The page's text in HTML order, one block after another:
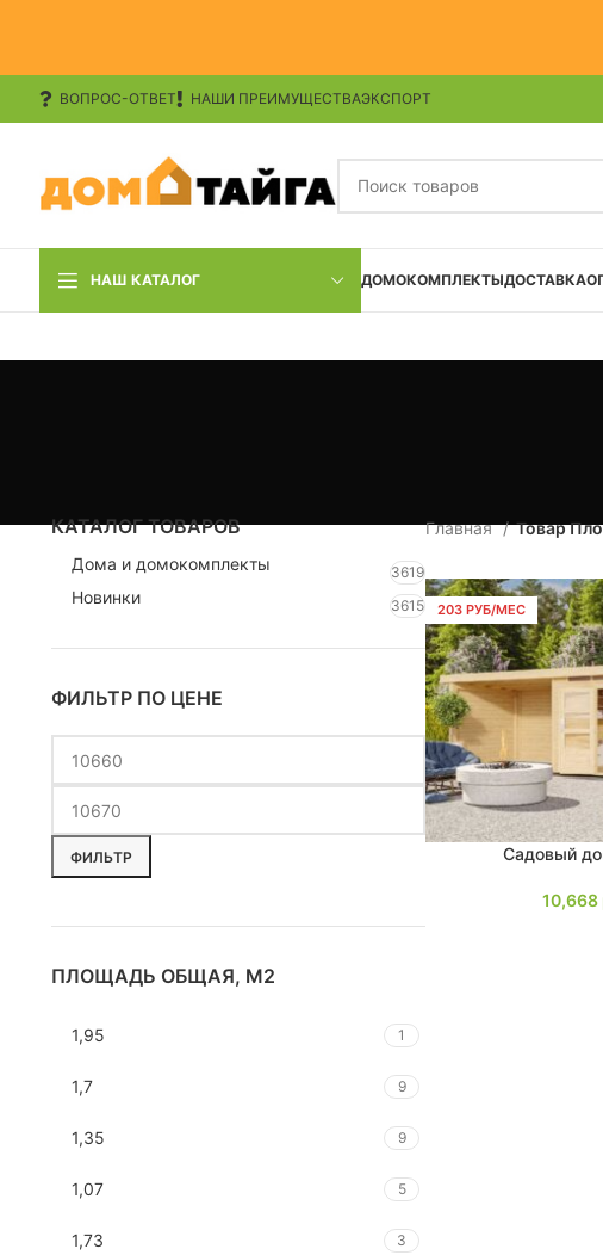
ВОПРОС-ОТВЕТ НАШИ ПРЕИМУЩЕСТВАЭКСПОРТ
НАШ КАТАЛОГ ДОМОКОМПЛЕКТЫДОСТАВКА
КАТАЛОГ ТОВАРОВ
Дома и домокомплекты 3619
Новинки 3615
ФИЛЬТР ПО ЦЕНЕ
ФИЛЬТР
ПЛОЩАДЬ ОБЩАЯ, М2
1,95 1
1,7 9
1,35 9
1,07 5
1,73 3
Главная Товар
203 РУБ/МЕС
В КОРЗИНУСадовый
10,668